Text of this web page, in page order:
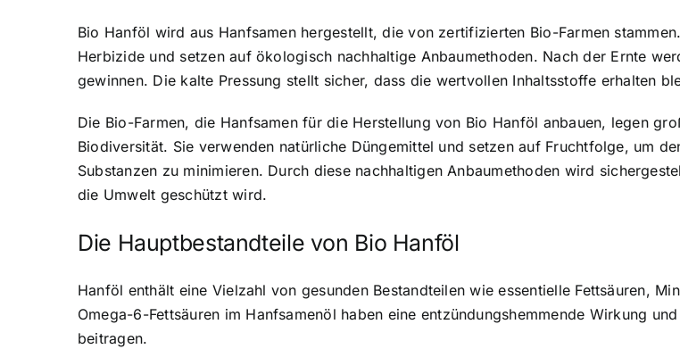
Bio Hanföl wird aus Hanfsamen hergestellt, die von zertifizierten Bio-Farmen
Herbizide und setzen auf ökologisch nachhaltige Anbaumethoden. Nach der Ernte
gewinnen. Die kalte Pressung stellt sicher, dass die wertvollen Inhaltsstoffe erhalten
Die Bio-Farmen, die Hanfsamen für die Herstellung von Bio Hanföl anbauen, legen
Biodiversität. Sie verwenden natürliche Düngemittel und setzen auf Fruchtfolge, um
Substanzen zu minimieren. Durch diese nachhaltigen Anbaumethoden wird
die Umwelt geschützt wird.
Die Hauptbestandteile von Bio Hanföl
Hanföl enthält eine Vielzahl von gesunden Bestandteilen wie essentielle Fettsäuren,
Omega-6-Fettsäuren im Hanfsamenöl haben eine entzündungshemmende Wirkung
beitragen.